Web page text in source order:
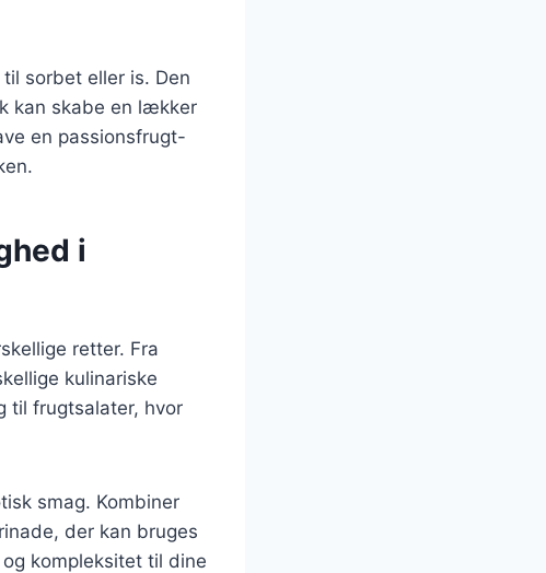
sorbet eller is. Den
kan skabe en lækker
en passionsfrugt-
i
retter. Fra
kulinariske
til frugtsalater, hvor
smag. Kombiner
der kan bruges
kompleksitet til dine